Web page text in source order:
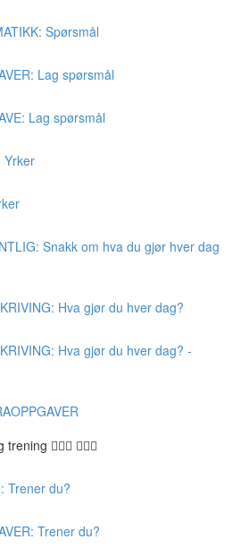
Spørsmål
Lag spørsmål
Lag spørsmål
Yrker
Snakk om hva du gjør hver dag
Hva gjør du hver dag?
Hva gjør du hver dag? -
🚶🏼‍♀️ 🏋🏽‍♀️
Trener du?
Trener du?